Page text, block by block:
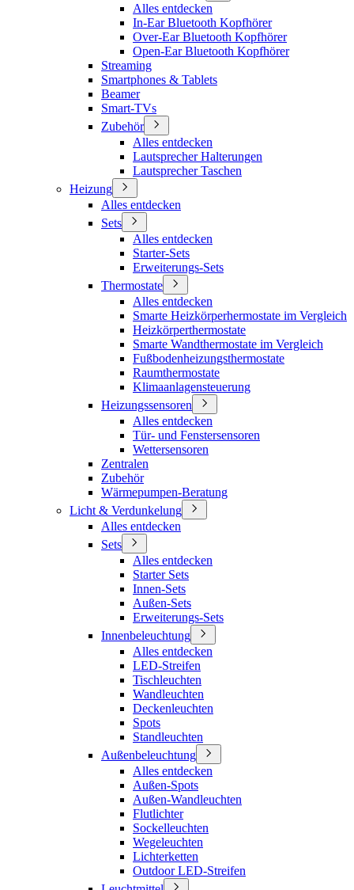
Alles entdecken
In-Ear Bluetooth Kopfhörer
Over-Ear Bluetooth Kopfhörer
Open-Ear Bluetooth Kopfhörer
Streaming
Smartphones & Tablets
Beamer
Smart-TVs
Zubehör
Alles entdecken
Lautsprecher Halterungen
Lautsprecher Taschen
Heizung
Alles entdecken
Sets
Alles entdecken
Starter-Sets
Erweiterungs-Sets
Thermostate
Alles entdecken
Smarte Heizkörperhermostate im Vergleich
Heizkörperthermostate
Smarte Wandthermostate im Vergleich
Fußbodenheizungsthermostate
Raumthermostate
Klimaanlagensteuerung
Heizungssensoren
Alles entdecken
Tür- und Fenstersensoren
Wettersensoren
Zentralen
Zubehör
Wärmepumpen-Beratung
Licht & Verdunkelung
Alles entdecken
Sets
Alles entdecken
Starter Sets
Innen-Sets
Außen-Sets
Erweiterungs-Sets
Innenbeleuchtung
Alles entdecken
LED-Streifen
Tischleuchten
Wandleuchten
Deckenleuchten
Spots
Standleuchten
Außenbeleuchtung
Alles entdecken
Außen-Spots
Außen-Wandleuchten
Flutlichter
Sockelleuchten
Wegeleuchten
Lichterketten
Outdoor LED-Streifen